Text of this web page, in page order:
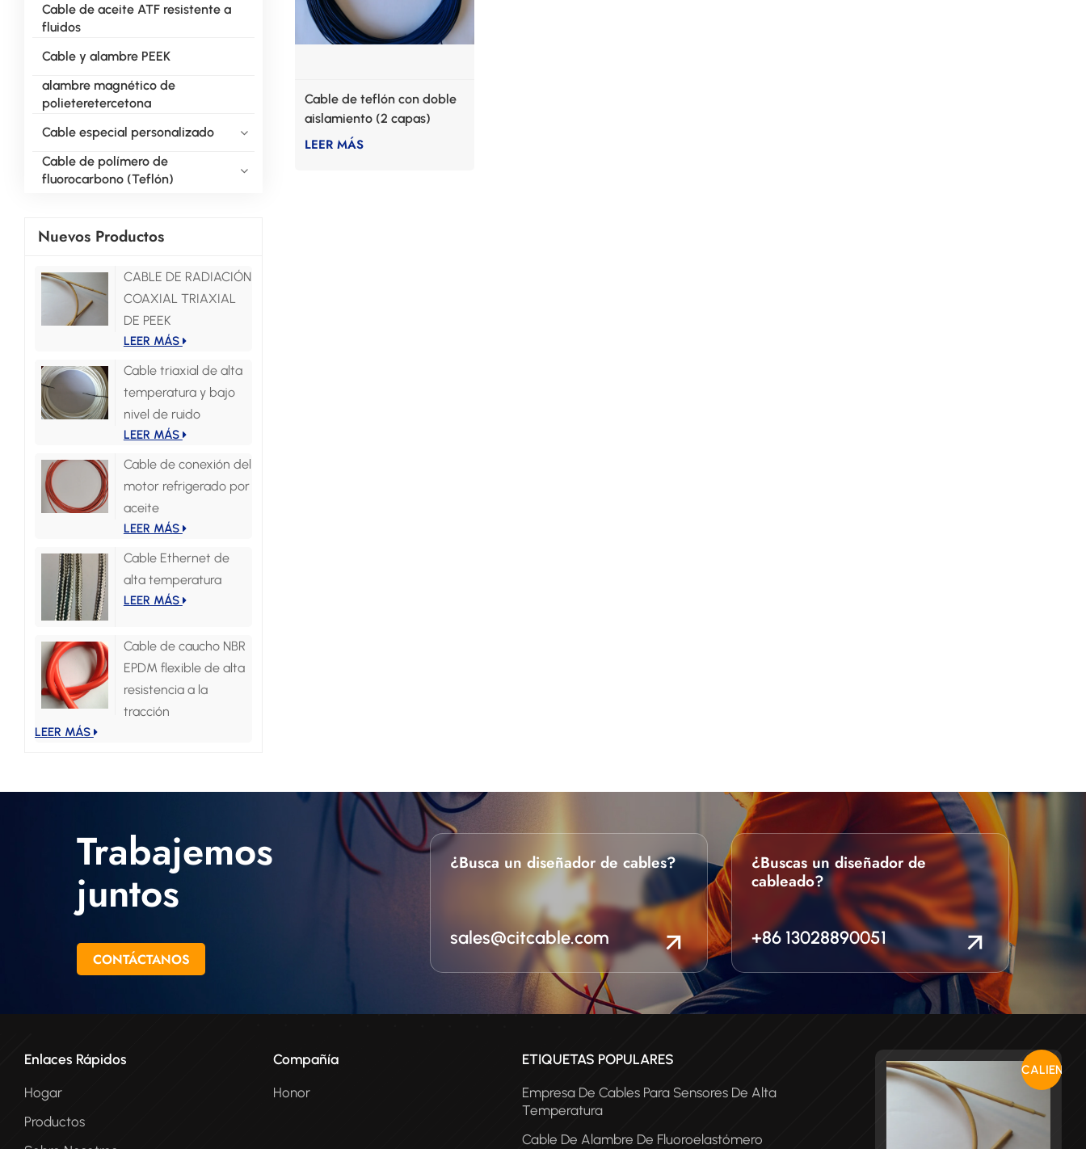
Cable de aceite ATF resistente a
fluidos
Cable y alambre PEEK
alambre magnético de
polieteretercetona
Cable especial personalizado
Cable de polímero de
fluorocarbono (Teflón)
Nuevos Productos
CABLE DE RADIACIÓN
COAXIAL TRIAXIAL
DE PEEK
LEER MÁS
Cable triaxial de alta
temperatura y bajo
nivel de ruido
LEER MÁS
Cable de conexión del
motor refrigerado por
aceite
LEER MÁS
Cable Ethernet de
alta temperatura
LEER MÁS
Cable de caucho NBR
EPDM flexible de alta
resistencia a la
tracción
LEER MÁS
Cable de teflón con doble
aislamiento (2 capas)
LEER MÁS
Trabajemos
juntos
CONTÁCTANOS
¿Busca un diseñador de cables?
sales@citcable.com
¿Buscas un diseñador de
cableado?
+86 13028890051
Enlaces Rápidos
Hogar
Productos
Compañía
Honor
ETIQUETAS POPULARES
Empresa De Cables Para Sensores De Alta
Temperatura
Cable De Alambre De Fluoroelastómero
CALIENTE